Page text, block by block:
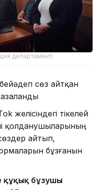
департаменті
сөз айтқан
желісіндегі тікелей
қолданушыларының
айтып,
бұзғанын
құқық бұзушы